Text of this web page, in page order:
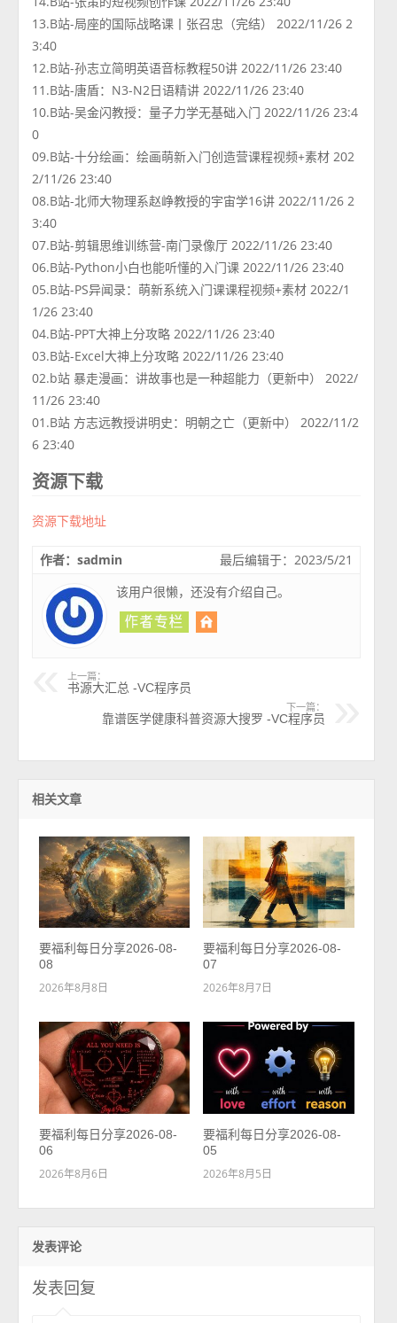
13.B站-局座的国际战略课丨张召忠（完结） 2022/11/26 2
3:40
12.B站-孙志立简明英语音标教程50讲 2022/11/26 23:40
11.B站-唐盾：N3-N2日语精讲 2022/11/26 23:40
10.B站-吴金闪教授：量子力学无基础入门 2022/11/26 23:4
0
09.B站-十分绘画：绘画萌新入门创造营课程视频+素材 202
2/11/26 23:40
08.B站-北师大物理系赵峥教授的宇宙学16讲 2022/11/26 2
3:40
07.B站-剪辑思维训练营-南门录像厅 2022/11/26 23:40
06.B站-Python小白也能听懂的入门课 2022/11/26 23:40
05.B站-PS异闻录：萌新系统入门课课程视频+素材 2022/1
1/26 23:40
04.B站-PPT大神上分攻略 2022/11/26 23:40
03.B站-Excel大神上分攻略 2022/11/26 23:40
02.b站 暴走漫画：讲故事也是一种超能力（更新中） 2022/
11/26 23:40
01.B站 方志远教授讲明史：明朝之亡（更新中） 2022/11/2
6 23:40
资源下载
资源下载地址
最后编辑于：2023/5/21
作者：sadmin
该用户很懒，还没有介绍自己。
上一篇：
书源大汇总 -VC程序员
下一篇：
靠谱医学健康科普资源大搜罗 -VC程序员
相关文章
要福利每日分享2026-08-
08
2026年8月8日
要福利每日分享2026-08-
07
2026年8月7日
要福利每日分享2026-08-
06
2026年8月6日
要福利每日分享2026-08-
05
2026年8月5日
发表评论
发表回复